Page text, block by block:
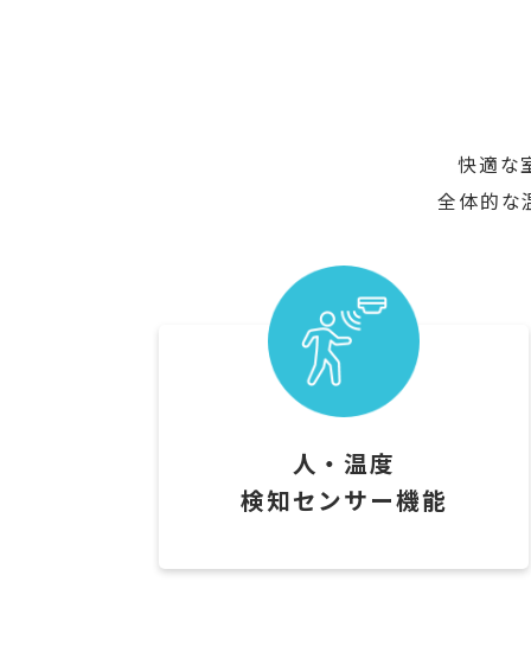
快適な
全体的な
人・温度
検知センサー機能